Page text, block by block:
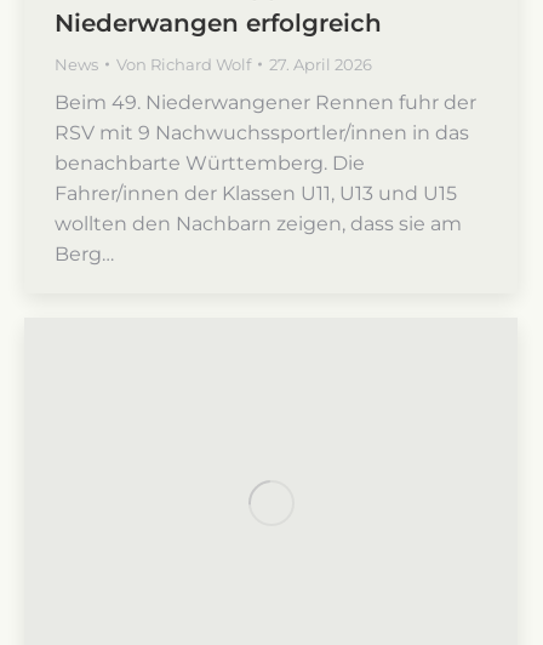
Niederwangen erfolgreich
News Von Richard Wolf 27. April 2026
Beim 49. Niederwangener Rennen fuhr der
RSV mit 9 Nachwuchssportler/innen in das
benachbarte Württemberg. Die
Fahrer/innen der Klassen U11, U13 und U15
wollten den Nachbarn zeigen, dass sie am
Berg…